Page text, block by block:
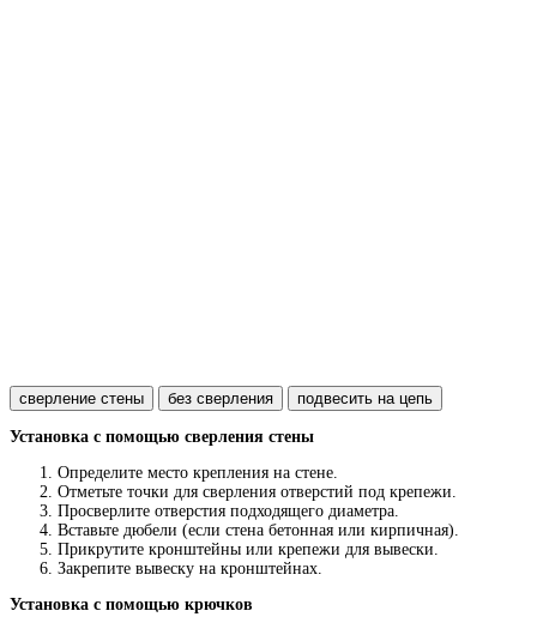
сверление стены без сверления подвесить на цепь
Установка с помощью сверления стены
Определите место крепления на стене.
Отметьте точки для сверления отверстий под крепежи.
Просверлите отверстия подходящего диаметра.
Вставьте дюбели (если стена бетонная или кирпичная).
Прикрутите кронштейны или крепежи для вывески.
Закрепите вывеску на кронштейнах.
Установка с помощью крючков